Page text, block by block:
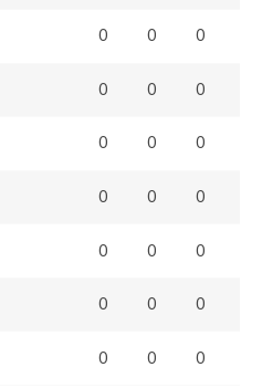
0 0 0
0 0 0
0 0 0
0 0 0
0 0 0
0 0 0
0 0 0